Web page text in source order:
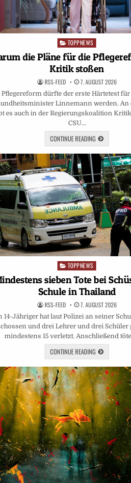
Posted
TOPPNEWS
die Pläne für die
Kritik stoßen
RSS-FEED 7. AUGUST 2026
Pflegereform dürfte der erste Härtetest
Linnemann werden. An
es auch in der Regierungskoalition
CSU…
CONTINUE READING
Posted
in
TOPPNEWS
sieben Tote bei
Schule in Thailand
RSS-FEED 7. AUGUST 2026
14-Jähriger hat laut Polizei an seiner
und drei Lehrer und drei Schüler
mindestens 15 verletzt. Anschließend
CONTINUE READING